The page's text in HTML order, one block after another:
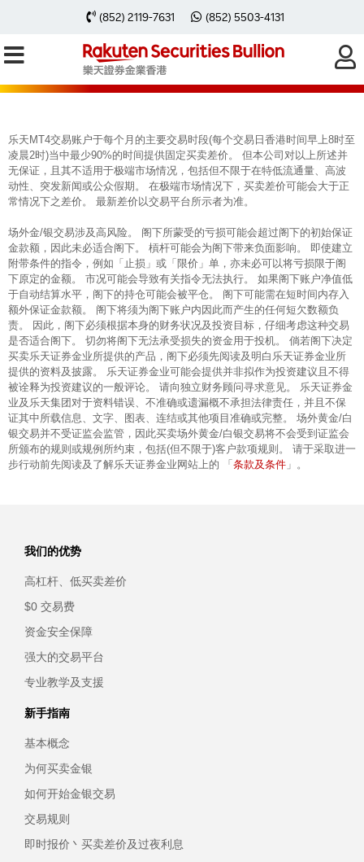
(852) 2119-7631 (852) 5503-4131
每周黃金分析 20250818
乐天MT4交易账户于每个月的主要交易时段(每个交易日香港时间早上8时至
凌晨2时)当中最少90%的时间提供固定买卖差价。 但本公司对以上所述并
无保证，且其不适用于极端市场情况，包括但不限于在特低流通量、高波
动性、突发新闻或公众假期。 在极端市场情况下，买卖差价可能会大于正
常情况下之差价。 最新差价以交易平台所示者为准。
场外金/银交易涉及高风险。 阁下所蒙受的亏损可能会超过阁下的初始保证
金款额，因此未必适合阁下。 槓杆可能会为阁下带来负面影响。 即使建立
附带条件的指令，例如「止损」或「限价」单，亦未必可以将亏损限于阁
下原定的金额。 市况可能会导致有关指令无法执行。 如果阁下账户净值低
于自动结算水平，阁下的持仓可能会被平仓。 阁下可能需在短时间内存入
额外保证金款额。 阁下将须为阁下账户内因此而产生的任何短欠数额负
责。 因此，阁下必须根据本身的财务状况及投资目标，仔细考虑这种交易
是否适合阁下。 切勿将阁下无法承受损失的资金用于投机。 倘若阁下决定
买卖乐天证券金业所提供的产品，阁下必须先阅读及明白乐天证券金业所
提供的资料及披露。 乐天证券金业可能会提供并非拟作为投资建议且不得
被诠释为投资建议的一般评论。 请向独立财务顾问寻求意见。 乐天证券金
业及乐天集团对于资料错误、不准确或遗漏概不承担法律责任，并且不保
证其中所载信息、文字、图表、连结或其他项目准确或完整。 场外黄金/白
银交易并不受证监会监管，因此买卖场外黄金/白银交易将不会受到证监会
所颁布的规则或规例所约束，包括(但不限于)客户款项规则。 请于采取进一
步行动前先阅读及了解乐天证券金业网站上的 「 条款及条件 」。
我们的优势
高杠杆、低买卖差价
$0 交易费
资金安全保障
强大的交易平台
专业教学及支援
新手指南
基本概念
为何买卖金银
如何开始金银交易
交易规则
即时报价丶买卖差价及过夜利息